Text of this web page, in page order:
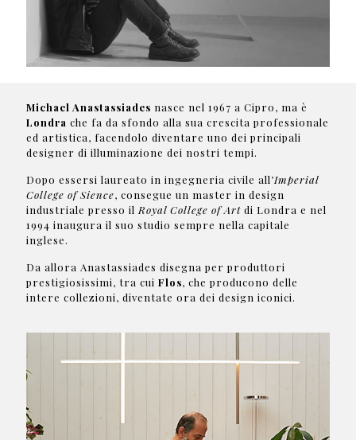
Michael Anastassiades nasce nel 1967 a Cipro, ma è
Londra che fa da sfondo alla sua crescita professionale
ed artistica, facendolo diventare uno dei principali
designer di illuminazione dei nostri tempi.
Dopo essersi laureato in ingegneria civile all’Imperial
College of Sience, consegue un master in design
industriale presso il Royal College of Art di Londra e nel
1994 inaugura il suo studio sempre nella capitale
inglese.
Da allora Anastassiades disegna per produttori
prestigiosissimi, tra cui Flos, che producono delle
intere collezioni, diventate ora dei design iconici.